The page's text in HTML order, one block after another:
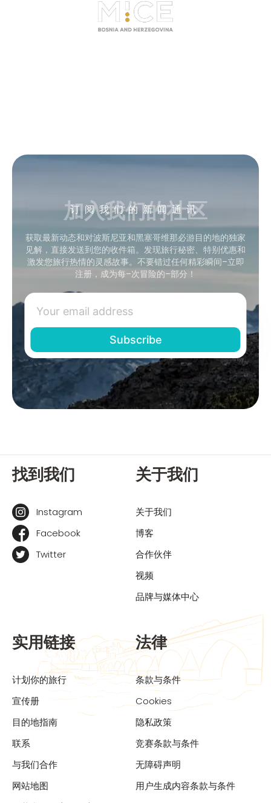
订阅我们的新闻通讯
加入我们的社区
获取最新动态和对波斯尼亚和黑塞哥维那必游目的地的独家
见解，直接发送到您的收件箱。发现旅行秘密、特别优惠和
激发您旅行热情的灵感故事。不要错过任何精彩瞬间–立即
注册，成为每–次冒险的–部分！
找到我们
Instagram
Facebook
Twitter
关于我们
关于我们
博客
合作伙伴
视频
品牌与媒体中心
实用链接
计划你的旅行
宣传册
目的地指南
联系
与我们合作
网站地图
法律
条款与条件
Cookies
隐私政策
竞赛条款与条件
无障碍声明
用户生成内容条款与条件